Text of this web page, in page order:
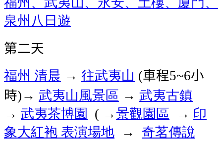
泉州八日遊
第二天
福州 清晨 → 往武夷山 (車程5~6小
時)→ 武夷山風景區 → 武夷古鎮
→ 武夷茶博園 ( →景觀園區 → 印
象大紅袍 表演場地 → 奇茗傳說